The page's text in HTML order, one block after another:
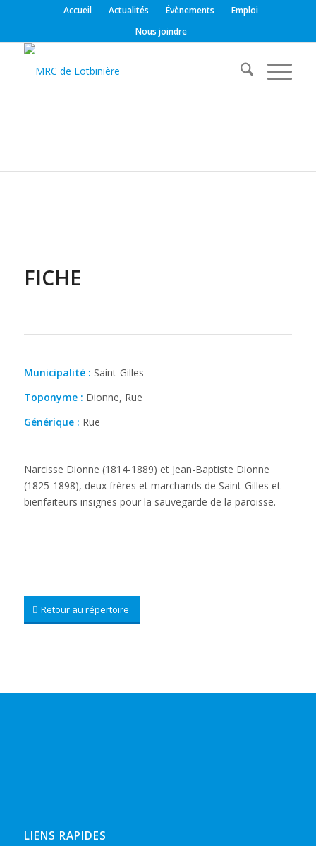
Accueil Actualités Évènements
Emploi
Nous joindre
FICHE
Municipalité : Saint-Gilles
Toponyme : Dionne, Rue
Générique : Rue
Narcisse Dionne (1814-1889) et Jean-Baptiste Dionne
(1825-1898), deux frères et marchands de Saint-Gilles et
bienfaiteurs insignes pour la sauvegarde de la paroisse.
Retour au répertoire
LIENS RAPIDES